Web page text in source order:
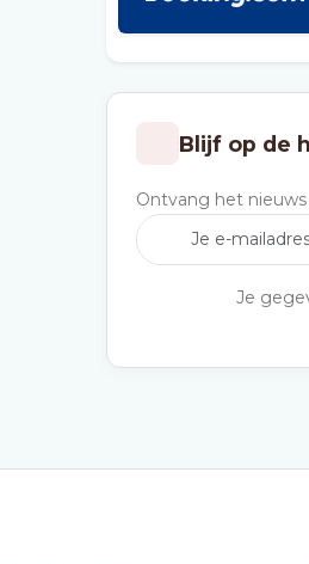
Blijf op de
Ontvang het
Je